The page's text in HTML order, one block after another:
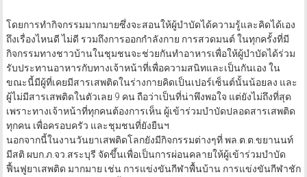
โดยการทำกิจกรรมมากมายซึ่งจะสอนให้ผู้บำบัดได้ความรู้และคิดได้เอง
ถึงเรื่องไหนดี ไม่ดี รวมถึงการออกกำลังกาย การสวดมนต์ ในทุกครั้งที่มี
กิจกรรมทางชาวบ้านในชุมชนจะช่วยกันทำอาหารเพื่อให้ผู้บำบัดได้ร่วม
รับประทานอาหารกับทางเจ้าหน้าที่เพื่อความสนิทและเป็นกันเอง ใน
ขณะนี้มีผู้ที่เคยมีสารเสพติดในร่างกายคิดเป็นเปอร์เซ็นต์นั้นน้อยลง และ
ผู้ไม่มีสารเสพติดในตัวเลย 9 คน ถือว่าเป็นที่น่าพึงพอใจ แต่ยังไม่ถึงที่สุด
เพราะทางเจ้าหน้าที่ทุกคนต้องการเห็น ผู้เข้าร่วมบำบัดปลอดสารเสพติด
ทุกคน เพื่อครอบครัว และชุมชนที่ยังยืนฯ
นอกจากนี้ในงานวันยาเสพติดโลกยังมีกิจกรรมต่างๆที่ พล.ต.ต.ขยานนท์
มีสติ ผบก.ภ.จว.สระบุรี จัดขึ้นเพื่อเป็นการผ่อนคลายให้ผู้เข้าร่วมบำบัด
ฟื้นฟูยาเสพติด มากมาย เช่น การแข่งขันกีฬาพื้นบ้าน การแข่งขันกีฬาชัก